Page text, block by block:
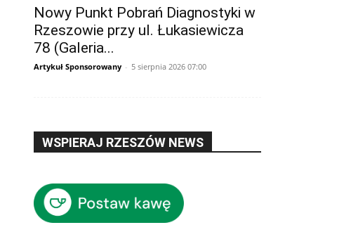
Nowy Punkt Pobrań Diagnostyki w
Rzeszowie przy ul. Łukasiewicza
78 (Galeria...
Artykuł Sponsorowany - 5 sierpnia 2026 07:00
WSPIERAJ RZESZÓW NEWS